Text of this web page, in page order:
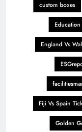
custom boxes
Education
England Vs
Fiji Vs Spain
Golden